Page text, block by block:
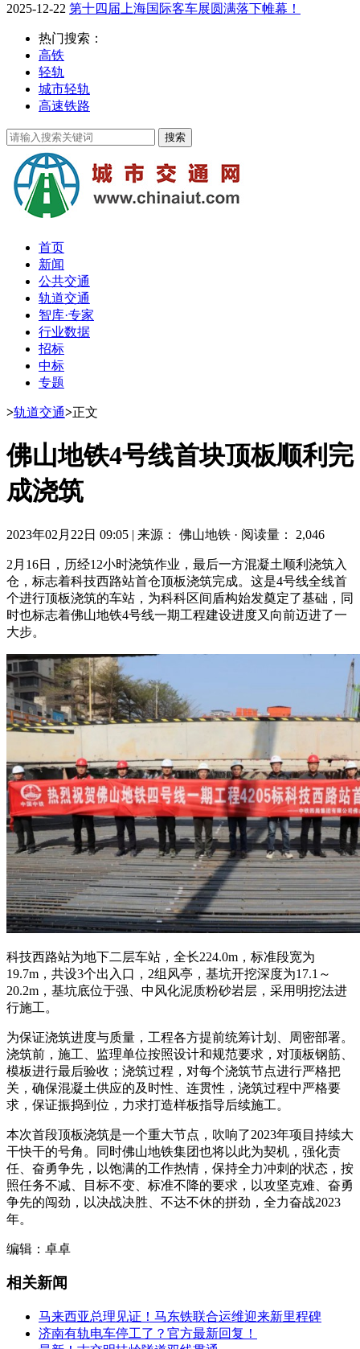
2025-12-22 第十四届上海国际客车展圆满落下帷幕！
热门搜索：
高铁
轻轨
城市轻轨
高速铁路
首页
新闻
公共交通
轨道交通
智库·专家
行业数据
招标
中标
专题
>轨道交通>正文
佛山地铁4号线首块顶板顺利完
成浇筑
2023年02月22日 09:05 | 来源： 佛山地铁 · 阅读量： 2,046
2月16日，历经12小时浇筑作业，最后一方混凝土顺利浇筑入
仓，标志着科技西路站首仓顶板浇筑完成。这是4号线全线首
个进行顶板浇筑的车站，为科科区间盾构始发奠定了基础，同
时也标志着佛山地铁4号线一期工程建设进度又向前迈进了一
大步。
科技西路站为地下二层车站，全长224.0m，标准段宽为
19.7m，共设3个出入口，2组风亭，基坑开挖深度为17.1～
20.2m，基坑底位于强、中风化泥质粉砂岩层，采用明挖法进
行施工。
为保证浇筑进度与质量，工程各方提前统筹计划、周密部署。
浇筑前，施工、监理单位按照设计和规范要求，对顶板钢筋、
模板进行最后验收；浇筑过程，对每个浇筑节点进行严格把
关，确保混凝土供应的及时性、连贯性，浇筑过程中严格要
求，保证振捣到位，力求打造样板指导后续施工。
本次首段顶板浇筑是一个重大节点，吹响了2023年项目持续大
干快干的号角。同时佛山地铁集团也将以此为契机，强化责
任、奋勇争先，以饱满的工作热情，保持全力冲刺的状态，按
照任务不减、目标不变、标准不降的要求，以攻坚克难、奋勇
争先的闯劲，以决战决胜、不达不休的拼劲，全力奋战2023
年。
编辑：卓卓
相关新闻
马来西亚总理见证！马东铁联合运维迎来新里程碑
济南有轨电车停工了？官方最新回复！